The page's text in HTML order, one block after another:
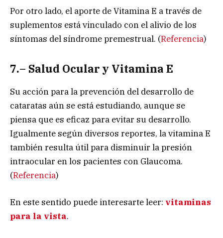
Por otro lado, el aporte de Vitamina E a través de
suplementos está vinculado con el alivio de los
síntomas del síndrome premestrual. (Referencia)
7.– Salud Ocular y Vitamina E
Su acción para la prevención del desarrollo de
cataratas aún se está estudiando, aunque se
piensa que es eficaz para evitar su desarrollo.
Igualmente según diversos reportes, la vitamina E
también resulta útil para disminuir la presión
intraocular en los pacientes con Glaucoma.
(Referencia)
En este sentido puede interesarte leer: vitaminas
para la vista.